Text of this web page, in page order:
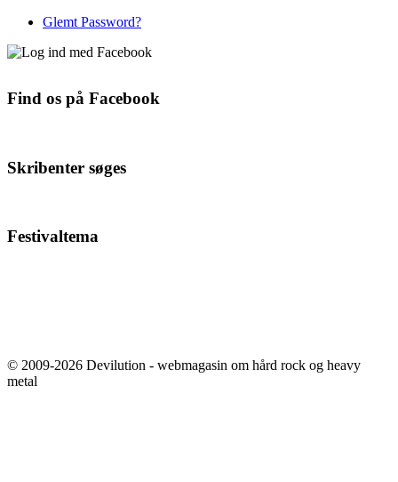
Glemt Password?
Find os på Facebook
Skribenter søges
Festivaltema
© 2009-2026 Devilution - webmagasin om hård rock og heavy
metal